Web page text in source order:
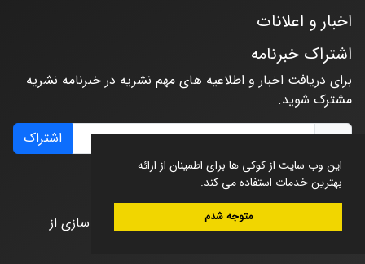
این وب سایت از کوکی ها برای اطمینان از ارائه
بهترین خدمات استفاده می کند.
متوجه شدم
اخبار و اعلانات
اشتراک خبرنامه
برای دریافت اخبار و اطلاعیه های مهم نشریه در خبرنامه نشریه
مشترک شوید.
اشتراک
© سامانه مدیریت نشریات علمی.
طراحی و پیاده سازی از